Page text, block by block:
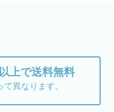
上で送料無料
異なります。